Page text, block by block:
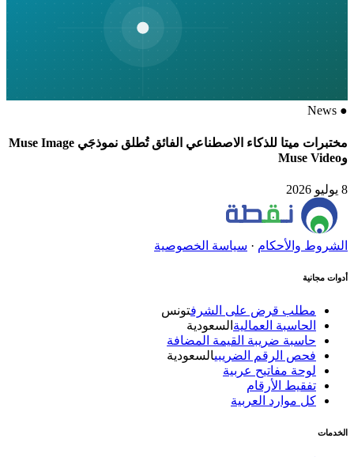
●
News
مختبرات ميتا للذكاء الاصطناعي الفائق تُطلق نموذجَي Muse Image
الشروط والأحكام· سياسة الخصوصية
أدوات مجانية
مطلب قرض على الشرف تونس
الحاسبة العماليةالسعودية
حاسبة ضريبة القيمة المضافة
فحص الرقم الضريبيالسعودية
لوحة مفاتيح عربية
تفقيط الأرقام
كل موارد العربية
الخدمات